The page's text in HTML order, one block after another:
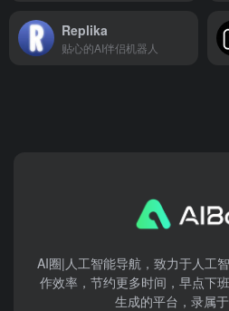
Replika
贴心的AI伴侣机器人
AI圈|人工智能导航，致力于人工
作效率，节约更多时间，早点下
生成的平台，录属